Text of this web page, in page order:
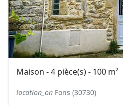
Maison - 4 pièce(s) - 100 m²
location_on Fons (30730)